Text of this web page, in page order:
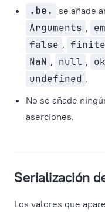
.be. se añade
Arguments ,
false , finite
NaN , null , ok
undefined .
No se añade
aserciones.
Serialización
Los valores que